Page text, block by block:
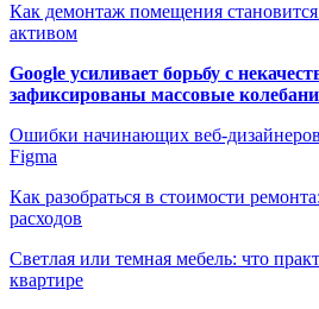
Как демонтаж помещения
активом
Google усиливает борьбу с
зафиксированы массовые
Ошибки начинающих веб-дизайнеров
Figma
Как разобраться в стоимости
расходов
Светлая или темная мебель: что
квартире